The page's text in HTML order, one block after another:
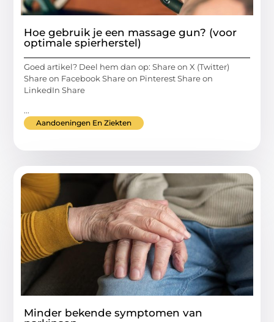
Hoe gebruik je een massage gun? (voor
optimale spierherstel)
Goed artikel? Deel hem dan op: Share on X (Twitter)
Share on Facebook Share on Pinterest Share on
LinkedIn Share
...
Aandoeningen En Ziekten
Minder bekende symptomen van